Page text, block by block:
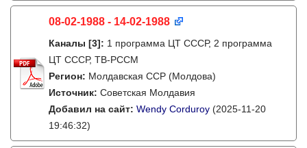
08-02-1988 - 14-02-1988
Каналы [3]: 1 программа ЦТ СССР, 2 программа
ЦТ СССР, ТВ-РССМ
Регион: Молдавская ССР (Молдова)
Источник: Советская Молдавия
Добавил на сайт: Wendy Corduroy (2025-11-20
19:46:32)